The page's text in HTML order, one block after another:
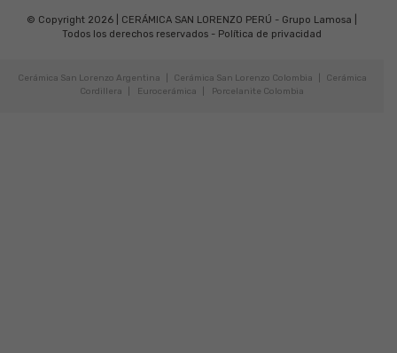
© Copyright 2026 | CERÁMICA SAN LORENZO PERÚ - Grupo Lamosa |
Todos los derechos reservados - Política de privacidad
Cerámica San Lorenzo Argentina Cerámica San Lorenzo Colombia
Cerámica
Cordillera
Eurocerámica Porcelanite Colombia